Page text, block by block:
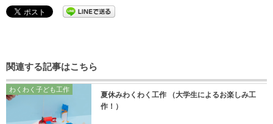
関連する記事はこちら
わくわく子ども工作
夏休みわくわく工作 （大学生によるお楽しみ工
作！）